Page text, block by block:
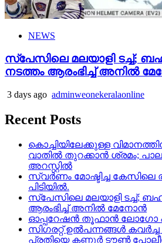
NEWS
സ്‌പേസിലെ മലയാളി ടച്ച്;
നടത്തം ആരംഭിച്ച് അനില്‍
3 days ago adminweonekeralaonline
Recent Posts
കൊച്ചിയിലേക്കുള്ള
വാതില്‍ തുറക്കാന്‍ ശ്രമം;
അറസ്റ്റില്‍
സ്വർണം മോഷ്ടിച്ച കേസിലെ
പിടിയിൽ.
സ്‌പേസിലെ മലയാളി ടച്ച്;
ആരംഭിച്ച് അനില്‍ മേനോന്‍
ഓപ്പറേഷൻ തൂഫാൻ ലോഗോ
സിഗരറ്റ് ഉൽപന്നങ്ങൾ
പ്രതിയെ കണ്ണൂർ ടൗൺ